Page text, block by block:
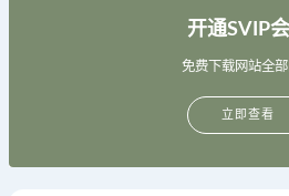
开通SVIP
免费下载网站全
立即查看